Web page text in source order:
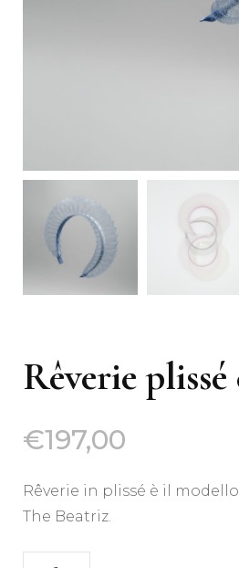
Rêverie plissé
€197,00
Rêverie in plissé è il
The Beatriz.
Rêverie